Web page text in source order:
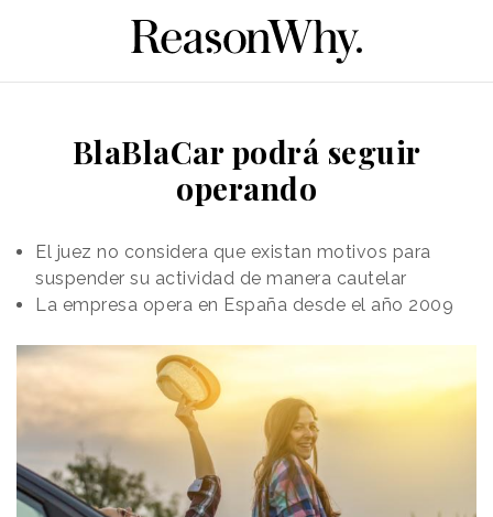
BlaBlaCar podrá seguir
operando
El juez no considera que existan motivos para
suspender su actividad de manera cautelar
La empresa opera en España desde el año 2009